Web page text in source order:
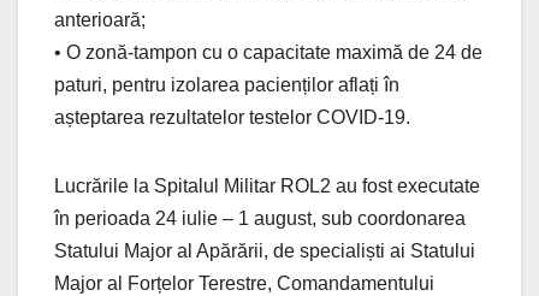
anterioară;
• O zonă-tampon cu o capacitate maximă de 24 de
paturi, pentru izolarea pacienților aflați în
așteptarea rezultatelor testelor COVID-19.
Lucrările la Spitalul Militar ROL2 au fost executate
în perioada 24 iulie – 1 august, sub coordonarea
Statului Major al Apărării, de specialiști ai Statului
Major al Forțelor Terestre, Comandamentului